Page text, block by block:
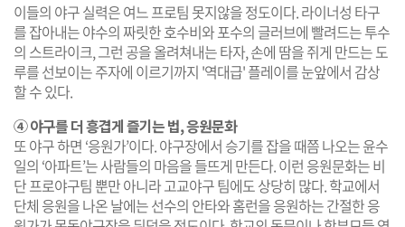
이들의 야구 실력은 여느 프로팀 못지않을 정도이다. 라이너성 타구
를 잡아내는 야수의 짜릿한 호수비와 포수의 글러브에 빨려드는 투수
의 스트라이크, 그런 공을 올려쳐내는 타자, 손에 땀을 쥐게 만드는 도
루를 선보이는 주자에 이르기까지 '역대급' 플레이를 눈앞에서 감상
할 수 있다.
④ 야구를 더 흥겹게 즐기는 법, 응원문화
또 야구 하면 ‘응원가’이다. 야구장에서 승기를 잡을 때쯤 나오는 윤수
일의 ‘아파트’는 사람들의 마음을 들뜨게 만든다. 이런 응원문화는 비
단 프로야구팀 뿐만 아니라 고교야구 팀에도 상당히 많다. 학교에서
단체 응원을 나온 날에는 선수의 안타와 홈런을 응원하는 간절한 응